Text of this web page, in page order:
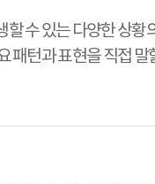
할 수 있는 다양한 상황
패턴과 표현을 직접 말